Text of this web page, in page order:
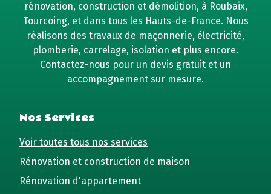
rénovation, construction et démolition, à Roubaix,
Tourcoing, et dans tous les Hauts-de-France. Nous
réalisons des travaux de maçonnerie, électricité,
plomberie, carrelage, isolation et plus encore.
Contactez-nous pour un devis gratuit et un
accompagnement sur mesure.
Nos Services
Voir toutes tous nos services
Rénovation et construction de maison
Rénovation d'appartement